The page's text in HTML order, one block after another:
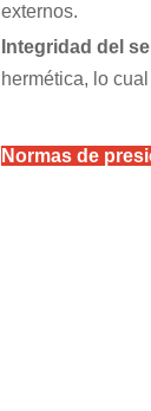
externos.
Integridad del
hermética, lo
Normas de